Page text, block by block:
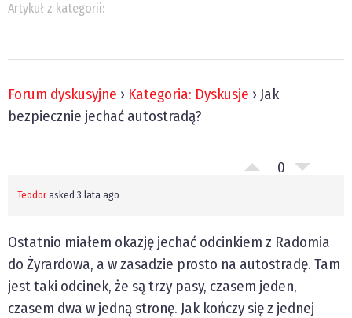
Artykuł z kategorii:
Forum dyskusyjne › Kategoria: Dyskusje › Jak
bezpiecznie jechać autostradą?
0
Teodorasked 3 lata ago
Ostatnio miałem okazję jechać odcinkiem z Radomia
do Żyrardowa, a w zasadzie prosto na autostradę. Tam
jest taki odcinek, że są trzy pasy, czasem jeden,
czasem dwa w jedną stronę. Jak kończy się z jednej